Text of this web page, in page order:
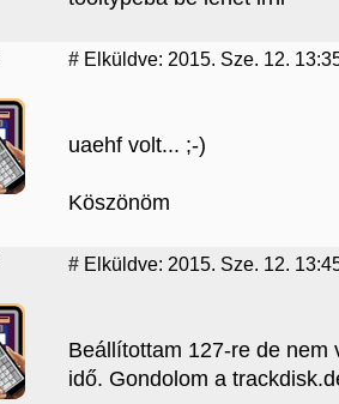
# Elküldve: 2015. Sze. 12.
uaehf volt... ;-)
Köszönöm
# Elküldve: 2015. Sze. 12.
Beállítottam 127-re de nem
idő. Gondolom a